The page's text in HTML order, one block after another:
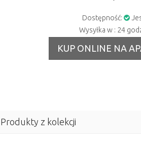
Dostępność:
Wysyłka w : 24
KUP ONLINE NA
Produkty z kolekcji